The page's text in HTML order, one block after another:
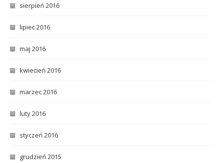
sierpień 2016
lipiec 2016
maj 2016
kwiecień 2016
marzec 2016
luty 2016
styczeń 2016
grudzień 2015